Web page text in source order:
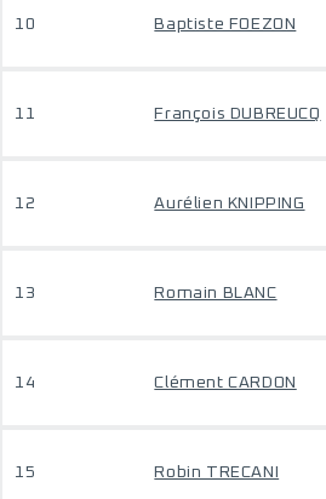
10 Baptiste FOEZON
11 François DUBREUCQ
12 Aurélien KNIPPING
13 Romain BLANC
14 Clément CARDON
15 Robin TRECANI